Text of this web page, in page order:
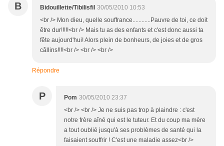
B Bidouillette/Tibilisfil 30/05/2010 10:53
<br /> Mon dieu, quelle souffrance............Pauvre de toi, ce doit
être dur!!!!!<br /> Mais tu as des enfants et c'est donc aussi ta
fête aujourd'hui! Alors plein de bonheurs, de joies et de gros
câllins!!!!<br /> <br /> <br />
Répondre
P Pom 30/05/2010 23:37
<br /> <br /> Je ne suis pas trop à plaindre : c'est
notre frère aîné qui est le tuteur. Et du coup ma mère
a tout oublié jusqu'à ses problèmes de santé qui la
faisaient souffrir ! C'est une maladie assez<br />